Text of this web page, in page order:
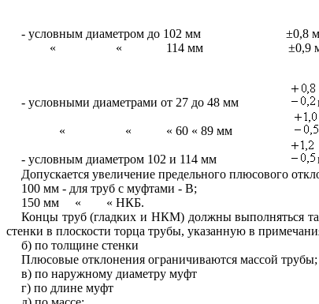
- условным диаметром до 102 мм ±0,8
« « 114 мм ±0,9
- условными диаметрами от 27 до 48 мм
« « « 60 « 89 мм
- условным диаметром 102 и 114 мм
Допускается увеличение предельного плюсового
100 мм - для труб с муфтами - В;
150 мм « « НКБ.
Концы труб (гладких и НКМ) должны выполняться
стенки в плоскости торца трубы, указанную в
б) по толщине
Плюсовые отклонения ограничиваются массой трубы;
в) по наружному диаметру
г) по длине